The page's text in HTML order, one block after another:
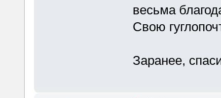
весьма
Свою
Заранее,